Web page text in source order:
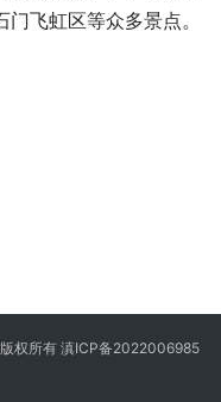
飞虹区等众多景点。
权所有 滇ICP备2022006985